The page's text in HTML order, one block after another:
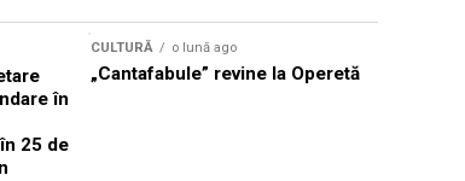
în
25 de
CULTURĂ o lună ago
„Cantafabule” revine la Operetă